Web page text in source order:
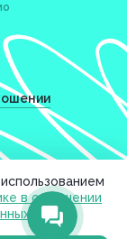
в отношении